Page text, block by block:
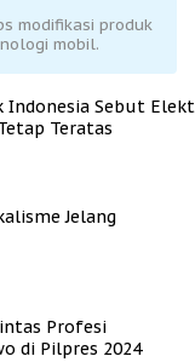
modifikasi produk
mobil.
Sebut
Teratas
Jelang
Profesi
di Pilpres 2024